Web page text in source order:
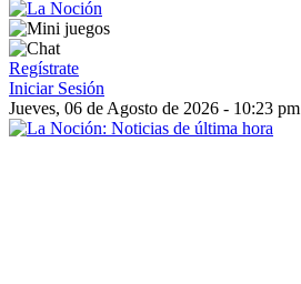
Regístrate
Iniciar Sesión
Jueves, 06 de Agosto de 2026 - 10:23 pm